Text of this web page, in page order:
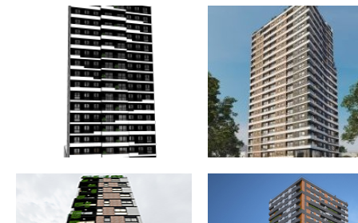
EDIFICIO MULTIFAMILIAR VARELA Y
ORBEGOSO. 130 DEPARTAMENTOS
EN SURQUILLO. LIMA
EDIFICIO MULTIFAMILIAR
108 VIVIENDAS EN PUEBLO
LIMA
EDIFICIO MULTIFAMILIAR «CANADÁ
EDIFICIO MULTIFAMILIAR